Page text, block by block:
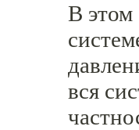
В этом
вся